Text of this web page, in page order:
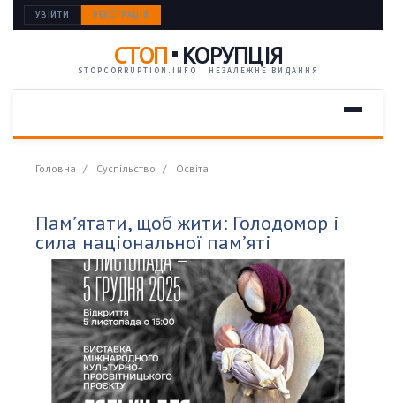
УВІЙТИ РЕЄСТРАЦІЯ
СТОП КОРУПЦІЯ
STOPCORRUPTION.INFO · НЕЗАЛЕЖНЕ ВИДАННЯ
Головна Суспільство Освіта
Пам’ятати, щоб жити: Голодомор і
сила національної пам’яті